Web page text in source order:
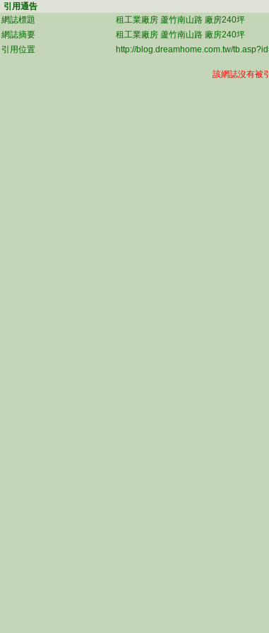
引用通告
網誌標題
租工業廠房 蘆竹南山路 廠房240坪
網誌摘要
租工業廠房 蘆竹南山路 廠房240坪
引用位置
http://blog.dreamhome.com.tw/
該網誌沒有被